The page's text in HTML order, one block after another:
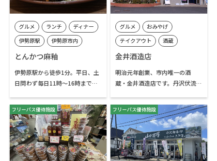
字カウンターとテーブル席はい
作りされる料理と炊き立てご飯
が美味しいお店です。
ことができます。
グルメ ランチ
ディナー
伊勢原駅
伊勢原市内
とんかつ麻釉
伊勢原駅から徒歩1分。平日、土
日問わず毎日11時～16時までの
定食が人気のお店です。炊き立て
のご飯も美味しく、食欲旺盛な
方には中盛、大盛も提供されて
います。
グルメ
おみやげ
テイクアウト
酒蔵
秦野駅
秦野市内
金井酒造店
明治元年創業、市内唯一の酒
蔵・金井酒造店です。丹沢伏流水
用いた日本酒造りを行っていま
す。秦野市で長く愛されてきた
「白笹鼓」のほか、秦野産の梅
を漬けた梅酒「ウメザケ」、爽
やかな味わいの「碧笹」など、毎
日の晩酌から大切な方へのギフ
フリーパス優待施設 フリーパス優待施設